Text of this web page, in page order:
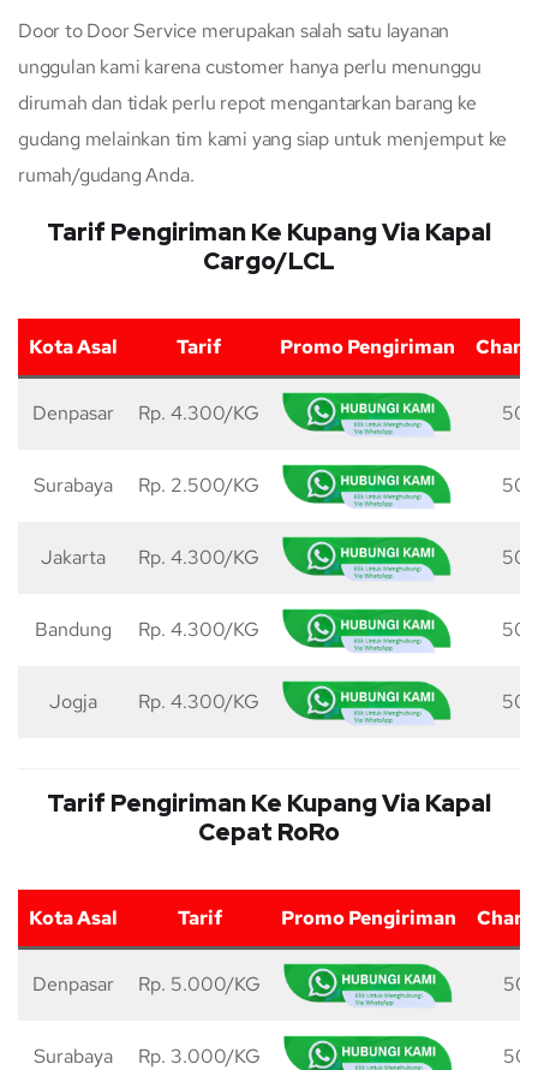
Door to Door Service merupakan salah satu layanan
unggulan kami karena customer hanya perlu menunggu
dirumah dan tidak perlu repot mengantarkan barang ke
gudang melainkan tim kami yang siap untuk menjemput ke
rumah/gudang Anda.
Tarif Pengiriman Ke Kupang Via Kapal
Cargo/LCL
Kota Asal Tarif Promo Pengiriman
Denpasar Rp. 4.300/KG 50
Surabaya Rp. 2.500/KG 50
Jakarta Rp. 4.300/KG 50
Bandung Rp. 4.300/KG 50
Jogja Rp. 4.300/KG 50
Tarif Pengiriman Ke Kupang Via Kapal
Cepat RoRo
Kota Asal Tarif Promo Pengiriman
Denpasar Rp. 5.000/KG 50
Surabaya Rp. 3.000/KG 50